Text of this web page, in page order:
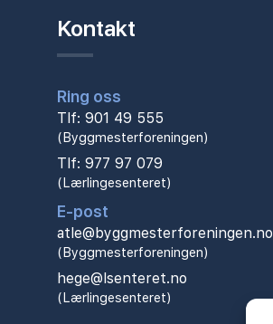
Kontakt
Ring oss
Tlf: 901 49 555
(Byggmesterforeningen)
Tlf: 977 97 079
(Lærlingesenteret)
E-post
atle@byggmesterforeningen.no
(Byggmesterforeningen)
hege@lsenteret.no
(Lærlingesenteret)